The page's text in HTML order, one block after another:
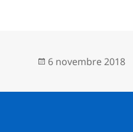
Publié
6 novembre 2018